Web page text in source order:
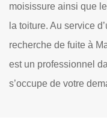
moisissure ainsi que
la toiture. Au service
recherche de fuite à
est un professionnel
s’occupe de votre